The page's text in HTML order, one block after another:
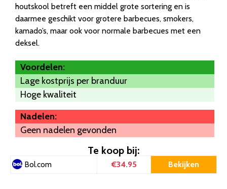
houtskool betreft een middel grote sortering en is
daarmee geschikt voor grotere barbecues, smokers,
kamado’s, maar ook voor normale barbecues met een
deksel.
Voordelen:
Lage kostprijs per branduur
Hoge kwaliteit
Nadelen:
Geen nadelen gevonden
Te koop bij:
Bol.com €34.95 Bekijken